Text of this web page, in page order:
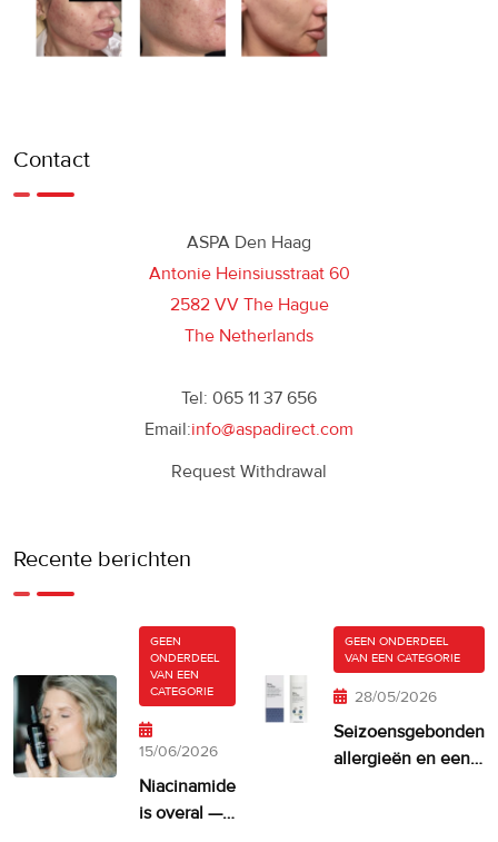
Contact
ASPA Den Haag
Antonie Heinsiusstraat 60
2582 VV The Hague
The Netherlands
Tel: 065 11 37 656
Email:info@aspadirect.com
Request Withdrawal
Recente berichten
GEEN
ONDERDEEL
VAN EEN
CATEGORIE
15/06/2026
Niacinamide
is overal —
GEEN ONDERDEEL
VAN EEN CATEGORIE
28/05/2026
Seizoensgebonden
allergieën en een